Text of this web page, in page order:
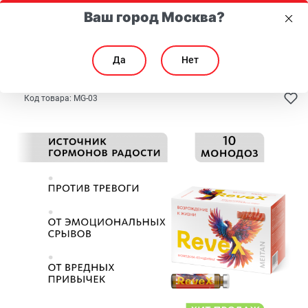
Здоровье Для нервной системы
Код товара: MG-03
Ваш город Москва?
Да Нет